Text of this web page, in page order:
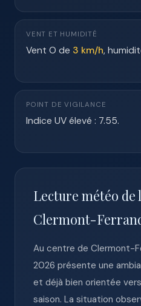
VENT ET HUMIDITÉ
Vent O de 3 km/h,
POINT DE VIGILANCE
Indice UV élevé : 7.55.
Lecture météo de
Clermont-
Au centre de Clermont-
2026 présente une
et déjà bien orientée
saison. La situation